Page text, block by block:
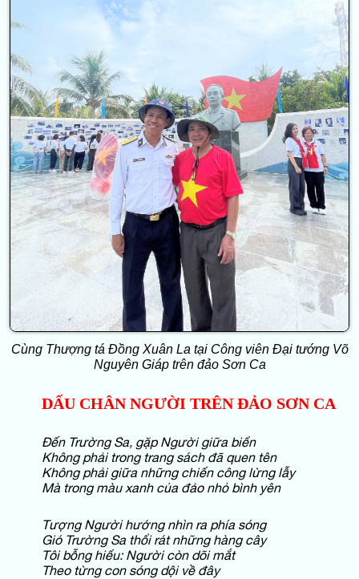
Cùng Thượng tá Đồng Xuân La tại Công viên Đại tướng Võ
Nguyên Giáp trên đảo Sơn Ca
DẤU CHÂN NGƯỜI TRÊN ĐẢO SƠN CA
Đến Trường Sa, gặp Người giữa biển
Không phải trong trang sách đã quen tên
Không phải giữa những chiến công lừng lẫy
Mà trong màu xanh của đảo nhỏ bình yên
Tượng Người hướng nhìn ra phía sóng
Gió Trường Sa thổi rát những hàng cây
Tôi bỗng hiểu: Người còn dõi mắt
Theo từng con sóng dội về đây